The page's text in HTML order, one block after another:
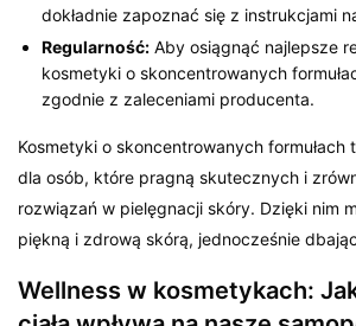
dokładnie zapoznać się z instrukcjami
Regularność: Aby osiągnąć najlepsze
kosmetyki o skoncentrowanych
zgodnie z zaleceniami producenta.
Kosmetyki o skoncentrowanych formułach
dla osób, które pragną skutecznych i
rozwiązań w pielęgnacji skóry. Dzięki nim
piękną i zdrową skórą, jednocześnie
Wellness w kosmetykach: